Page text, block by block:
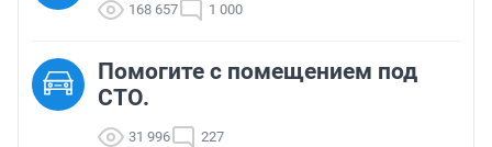
168 657 1 000
Помогите с помещением под
СТО.
31 996 227